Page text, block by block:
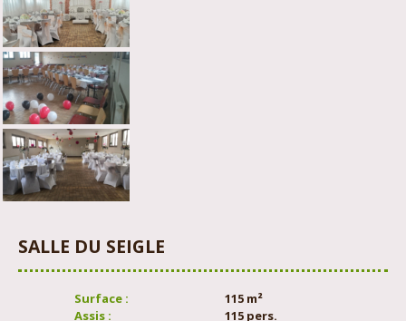
SALLE DU SEIGLE
Surface :
115 m²
Assis :
115 pers.